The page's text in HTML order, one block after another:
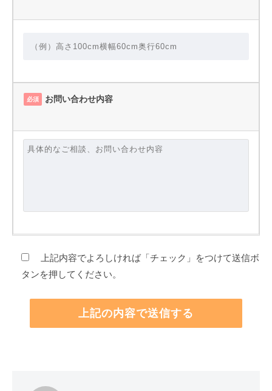
必須 お問い合わせ内容
上記内容でよろしければ「チェック」をつけて送信ボ
タンを押してください。